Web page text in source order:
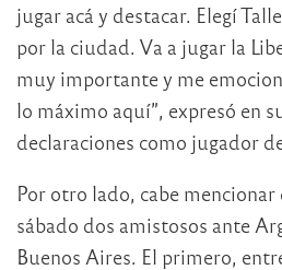
jugar acá y destacar. Elegí
por la ciudad. Va a jugar la
muy importante y me
lo máximo aquí”, expresó en
declaraciones como jugador
Por otro lado, cabe mencionar
sábado dos amistosos ante
Buenos Aires. El primero,